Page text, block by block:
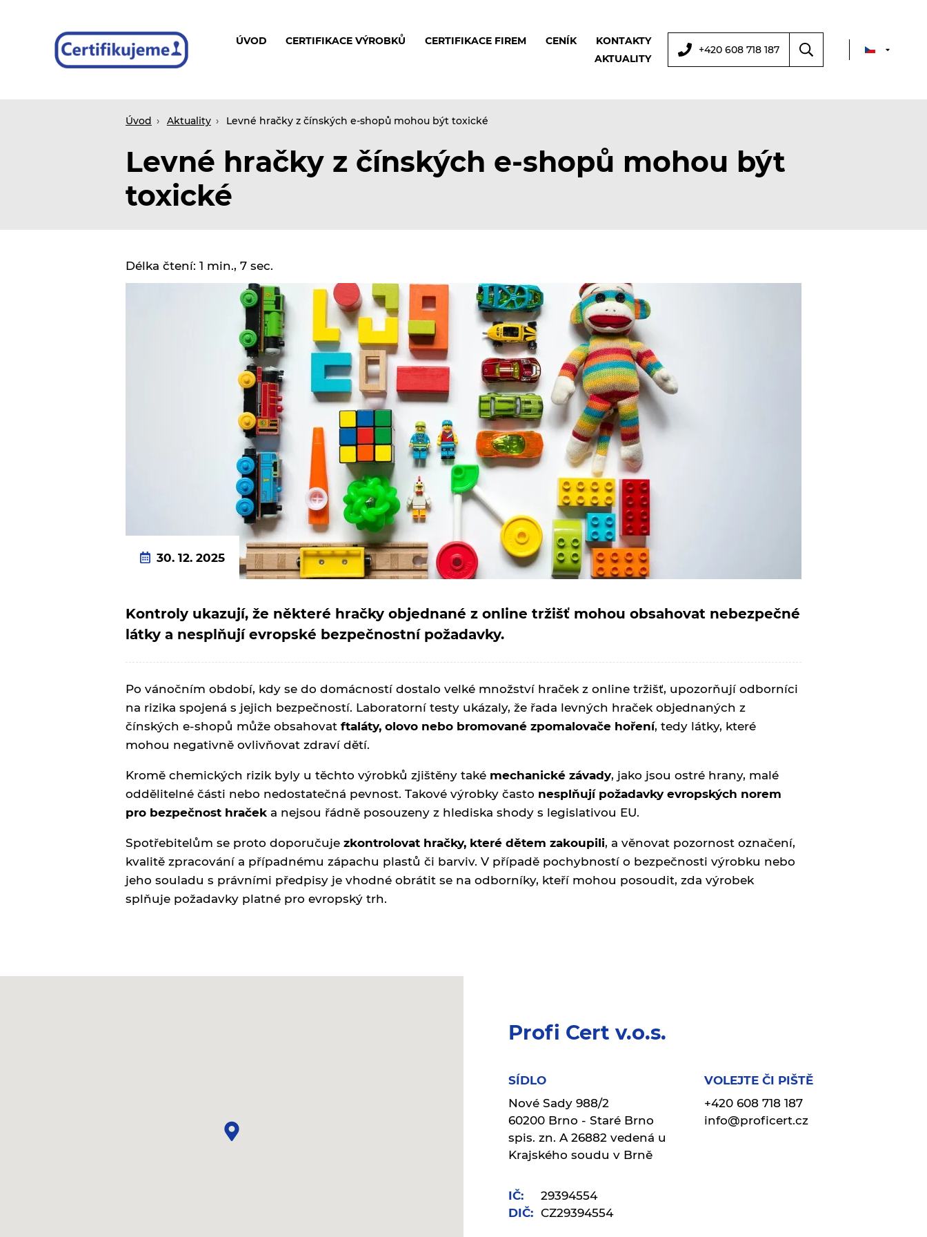
Certifikace
ÚVOD CERTIFIKACE VÝROBKŮ CERTIFIKACE FIREM CENÍK
KONTAKTY
AKTUALITY
+420 608 718 187
Úvod Aktuality Levné hračky z čínských e-shopů mohou být toxické
Levné hračky z čínských e-shopů mohou být
toxické
Délka čtení: 1 min., 7 sec.
30. 12. 2025
Kontroly ukazují, že některé hračky objednané z online tržišť mohou obsahovat nebezpečné
látky a nesplňují evropské bezpečnostní požadavky.
Po vánočním období, kdy se do domácností dostalo velké množství hraček z online tržišť, upozorňují odborníci
na rizika spojená s jejich bezpečností. Laboratorní testy ukázaly, že řada levných hraček objednaných z
čínských e-shopů může obsahovat ftaláty, olovo nebo bromované zpomalovače hoření, tedy látky, které
mohou negativně ovlivňovat zdraví dětí.
Kromě chemických rizik byly u těchto výrobků zjištěny také mechanické závady, jako jsou ostré hrany, malé
oddělitelné části nebo nedostatečná pevnost. Takové výrobky často nesplňují požadavky evropských norem
pro bezpečnost hraček a nejsou řádně posouzeny z hlediska shody s legislativou EU.
Spotřebitelům se proto doporučuje zkontrolovat hračky, které dětem zakoupili, a věnovat pozornost označení,
kvalitě zpracování a případnému zápachu plastů či barviv. V případě pochybností o bezpečnosti výrobku nebo
jeho souladu s právními předpisy je vhodné obrátit se na odborníky, kteří mohou posoudit, zda výrobek
splňuje požadavky platné pro evropský trh.
Profi Cert v.o.s.
SÍDLO
Nové Sady 988/2
60200 Brno - Staré Brno
spis. zn. A 26882 vedená u
Krajského soudu v Brně
VOLEJTE ČI PIŠTĚ
+420 608 718 187
info@proficert.cz
IČ:
29394554
DIČ: CZ29394554